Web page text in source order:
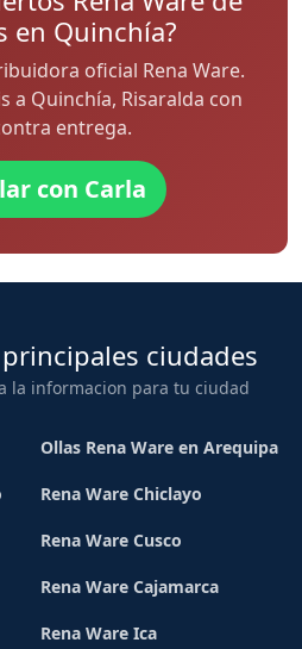
en Quinchía?
oficial Rena Ware.
a Quinchía, Risaralda con
entrega.
con Carla
ciudades
la informacion para tu ciudad
Ollas Rena Ware en Arequipa
Rena Ware Chiclayo
Rena Ware Cusco
Rena Ware Cajamarca
Rena Ware Ica